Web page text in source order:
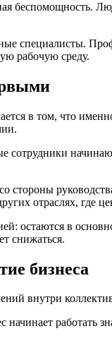
беспомощность.
специалисты.
рабочую среду.
в том, что
сотрудники
стороны
отраслях, где
остаются в
снижаться.
бизнеса
внутри
начинает